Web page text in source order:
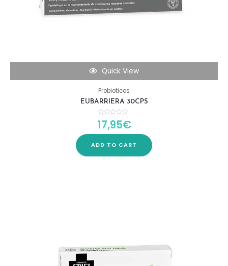
Quick View
Probioticos
EUBARRIERA 30CPS
Rated
5
17,95€
ADD TO CART